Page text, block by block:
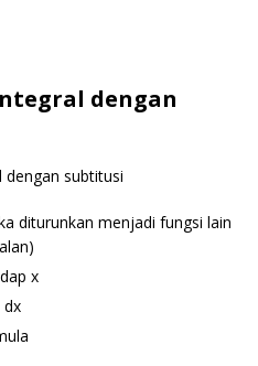
dengan
dengan subtitusi
diturunkan menjadi fungsi lain
x
dx